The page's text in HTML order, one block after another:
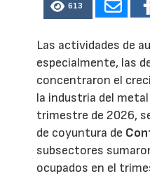
613
Las actividades de
especialmente, las
concentraron el
la industria del
trimestre de 2026,
de coyuntura de
subsectores
ocupados en el